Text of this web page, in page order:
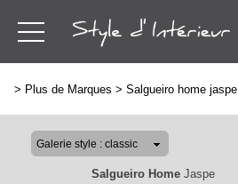
> Plus de Marques > Salgueiro home jaspe
Salgueiro HomeJaspe